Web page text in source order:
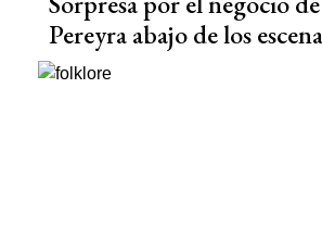
Pereyra abajo de los